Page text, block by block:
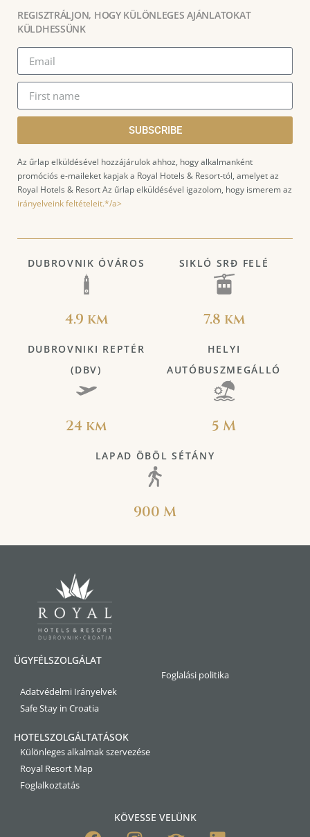
REGISZTRÁLJON, HOGY KÜLÖNLEGES AJÁNLATOKAT
KÜLDHESSÜNK
SUBSCRIBE
Az űrlap elküldésével hozzájárulok ahhoz, hogy alkalmanként
promóciós e-maileket kapjak a Royal Hotels & Resort-tól, amelyet az
Royal Hotels & Resort Az űrlap elküldésével igazolom, hogy ismerem az
irányelveink feltételeit.*/a>
DUBROVNIK ÓVÁROS
4.9 km
SIKLÓ SRĐ FELÉ
7.8 km
DUBROVNIKI REPTÉR
(DBV)
24 km
HELYI
AUTÓBUSZMEGÁLLÓ
5 M
LAPAD ÖBÖL SÉTÁNY
900 M
ÜGYFÉLSZOLGÁLAT
Foglalási politika
Adatvédelmi Irányelvek
Safe Stay in Croatia
HOTELSZOLGÁLTATÁSOK
Különleges alkalmak szervezése
Royal Resort Map
Foglalkoztatás
KÖVESSE VELÜNK